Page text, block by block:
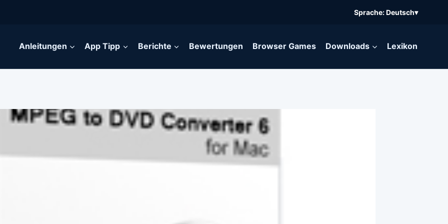
Sprache: Deutsch▾
Anleitungen App Tipp Berichte Bewertungen Browser Games Downloads Lexikon